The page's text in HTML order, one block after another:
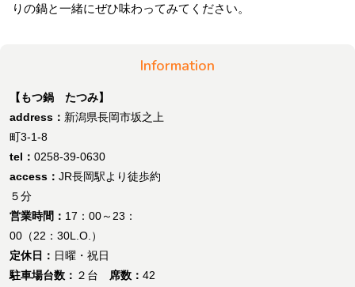
りの鍋と一緒にぜひ味わってみてください。
Information
【もつ鍋 たつみ】
address： 新潟県長岡市坂之上
町3-1-8
tel： 0258-39-0630
access： JR長岡駅より徒歩約
５分
営業時間： 17：00～23：
00（22：30L.O.）
定休日： 日曜・祝日
駐車場台数： ２台 席数： 42